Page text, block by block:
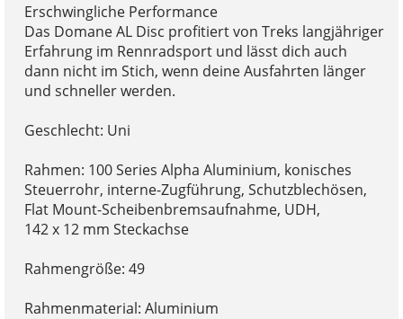
Erschwingliche Performance
Das Domane AL Disc profitiert von Treks langjähriger
Erfahrung im Rennradsport und lässt dich auch
dann nicht im Stich, wenn deine Ausfahrten länger
und schneller werden.
Geschlecht: Uni
Rahmen: 100 Series Alpha Aluminium, konisches
Steuerrohr, interne-Zugführung, Schutzblechösen,
Flat Mount-Scheibenbremsaufnahme, UDH,
142 x 12 mm Steckachse
Rahmengröße: 49
Rahmenmaterial: Aluminium